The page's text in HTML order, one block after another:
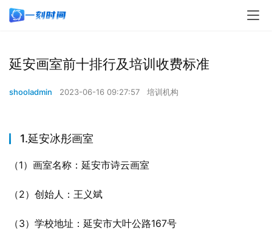
延安画室前十排行及培训收费标准
shooladmin 2023-06-16 09:27:57 培训机构
1.延安冰彤画室
（1）画室名称：延安市诗云画室
（2）创始人：王义斌
（3）学校地址：延安市大叶公路167号